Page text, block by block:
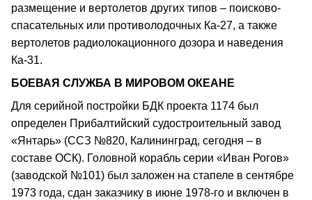
размещение и вертолетов других типов – поисково-
спасательных или противолодочных Ка-27, а также
вертолетов радиолокационного дозора и наведения
Ка-31.
БОЕВАЯ СЛУЖБА В МИРОВОМ ОКЕАНЕ
Для серийной постройки БДК проекта 1174 был
определен Прибалтийский судостроительный завод
«Янтарь» (ССЗ №820, Калининград, сегодня – в
составе ОСК). Головной корабль серии «Иван Рогов»
(заводской №101) был заложен на стапеле в сентябре
1973 года, сдан заказчику в июне 1978-го и включен в